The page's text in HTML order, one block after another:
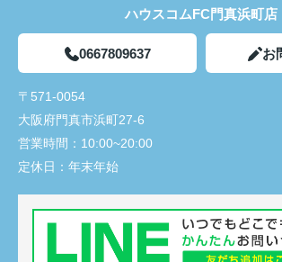
ハウスコムFC門真浜町店
0667809637 お
〒571-0054
大阪府門真市浜町27-6
営業時間： 10:00~20:00
定休日： 年末年始